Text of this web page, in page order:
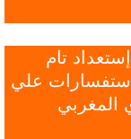
تام
علي
المغربي